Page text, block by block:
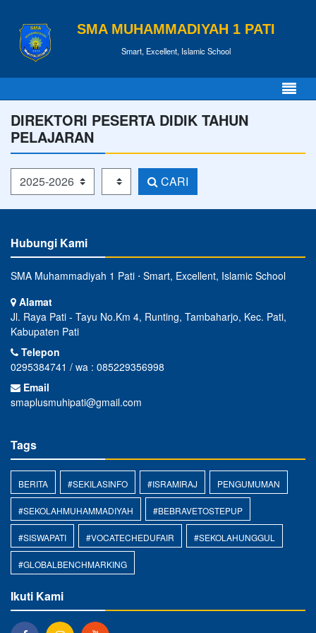
SMA MUHAMMADIYAH 1 PATI
Smart, Excellent, Islamic School
DIREKTORI PESERTA DIDIK TAHUN
PELAJARAN
Tahun Pelajaran Kelas CARI
Hubungi Kami
SMA Muhammadiyah 1 Pati ⋅ Smart, Excellent, Islamic School
Alamat
Jl. Raya Pati - Tayu No.Km 4, Runting, Tambaharjo, Kec. Pati,
Kabupaten Pati
Telepon
0295384741 / wa : 085229356998
Email
smaplusmuhipati@gmail.com
Tags
BERITA #SEKILASINFO #ISRAMIRAJ PENGUMUMAN
#SEKOLAHMUHAMMADIYAH #BEBRAVETOSTEPUP
#SISWAPATI #VOCATECHEDUFAIR #SEKOLAHUNGGUL
#GLOBALBENCHMARKING
Ikuti Kami